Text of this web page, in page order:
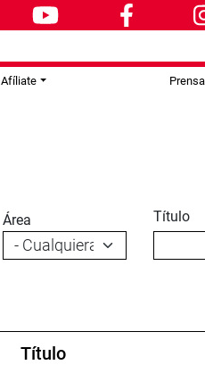
Afíliate Prensa
Área Título
Título